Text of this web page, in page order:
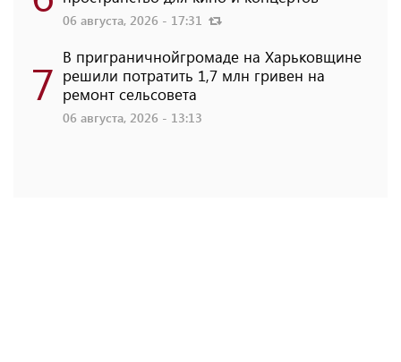
06 августа, 2026 - 17:31
7 В приграничнойгромаде на Харьковщине
решили потратить 1,7 млн ​​гривен на
ремонт сельсовета
06 августа, 2026 - 13:13